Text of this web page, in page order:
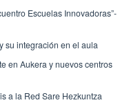
Escuelas Innovadoras”-
su integración en el aula
en Aukera y nuevos centros
a la Red Sare Hezkuntza